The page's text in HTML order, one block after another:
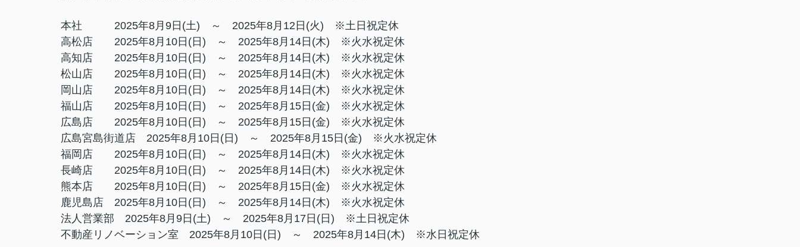
本社 2025年8月9日(土) ～ 2025年8月12日(火) ※土日祝定休
高松店 2025年8月10日(日) ～ 2025年8月14日(木) ※火水祝定休
高知店 2025年8月10日(日) ～ 2025年8月14日(木) ※火水祝定休
松山店 2025年8月10日(日) ～ 2025年8月14日(木) ※火水祝定休
岡山店 2025年8月10日(日) ～ 2025年8月14日(木) ※火水祝定休
福山店 2025年8月10日(日) ～ 2025年8月15日(金) ※火水祝定休
広島店 2025年8月10日(日) ～ 2025年8月15日(金) ※火水祝定休
広島宮島街道店 2025年8月10日(日) ～ 2025年8月15日(金) ※火水祝定休
福岡店 2025年8月10日(日) ～ 2025年8月14日(木) ※火水祝定休
長崎店 2025年8月10日(日) ～ 2025年8月14日(木) ※火水祝定休
熊本店 2025年8月10日(日) ～ 2025年8月15日(金) ※火水祝定休
鹿児島店 2025年8月10日(日) ～ 2025年8月14日(木) ※火水祝定休
法人営業部 2025年8月9日(土) ～ 2025年8月17日(日) ※土日 祝定休
不動産リノベーション室 2025年8月10日(日) ～ 2025年8月14日(木) ※水日 祝定休